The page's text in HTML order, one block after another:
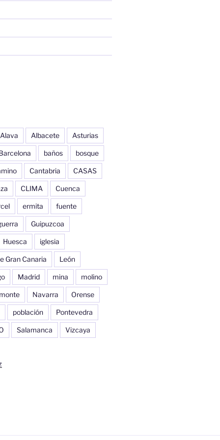
Alava Albacete Asturias
baños bosque
Cantabria CASAS
CLIMA Cuenca
ermita fuente
Guipuzcoa
Huesca iglesia
Gran Canaria León
Madrid mina molino
monte Navarra Orense
población Pontevedra
Salamanca Vizcaya